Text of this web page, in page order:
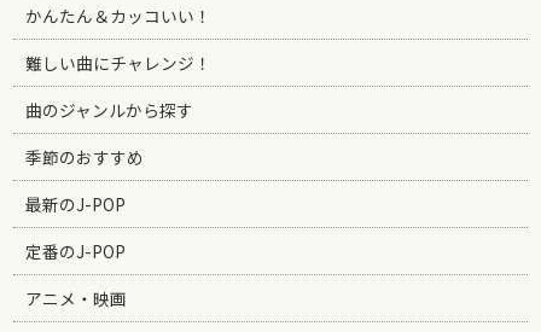
かんたん＆カッコいい！
難しい曲にチャレンジ！
曲のジャンルから探す
季節のおすすめ
最新のJ-POP
定番のJ-POP
アニメ・映画